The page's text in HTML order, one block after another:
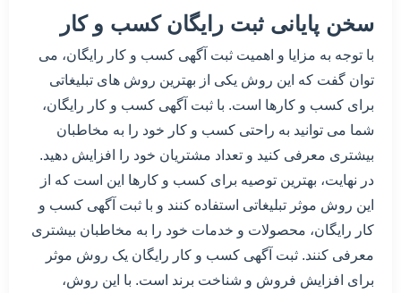
سخن پایانی ثبت رایگان کسب و کار
با توجه به مزایا و اهمیت ثبت آگهی کسب و کار رایگان، می
توان گفت که این روش یکی از بهترین روش های تبلیغاتی
برای کسب و کارها است. با ثبت آگهی کسب و کار رایگان،
شما می توانید به راحتی کسب و کار خود را به مخاطبان
بیشتری معرفی کنید و تعداد مشتریان خود را افزایش دهید.
در نهایت، بهترین توصیه برای کسب و کارها این است که از
این روش موثر تبلیغاتی استفاده کنند و با ثبت آگهی کسب و
کار رایگان، محصولات و خدمات خود را به مخاطبان بیشتری
معرفی کنند. ثبت آگهی کسب و کار رایگان یک روش موثر
برای افزایش فروش و شناخت برند است. با این روش،